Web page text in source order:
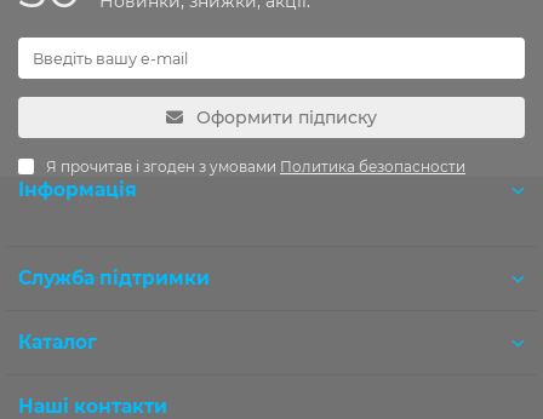
Оформити підписку
Я прочитав і згоден з умовами Политика безопасности
Інформація
Служба підтримки
Каталог
Наші контакти